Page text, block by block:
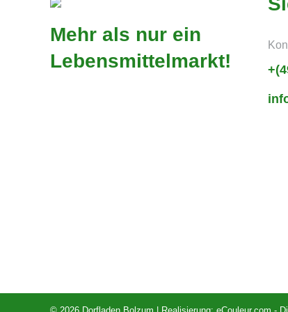
Mehr als nur ein
Lebensmittelmarkt!